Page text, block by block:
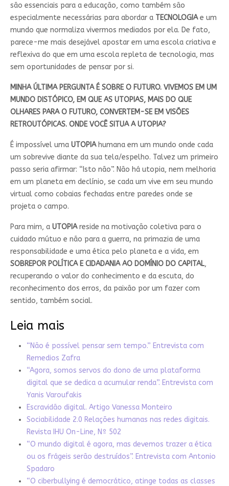
são essenciais para a educação, como também são
especialmente necessárias para abordar a TECNOLOGIAe um
mundo que normaliza vivermos mediados por ela. De fato,
parece-me mais desejável apostar em uma escola criativa e
reflexiva do que em uma escola repleta de tecnologia, mas
sem oportunidades de pensar por si.
MINHA ÚLTIMA PERGUNTA É SOBRE O FUTURO. VIVEMOS EM UM
MUNDO DISTÓPICO, EM QUE AS UTOPIAS, MAIS DO QUE
OLHARES PARA O FUTURO, CONVERTEM-SE EM VISÕES
RETROUTÓPICAS. ONDE VOCÊ SITUA A UTOPIA?
É impossível uma UTOPIAhumana em um mundo onde cada
um sobrevive diante da sua tela/espelho. Talvez um primeiro
passo seria afirmar: “Isto não”. Não há utopia, nem melhoria
em um planeta em declínio, se cada um vive em seu mundo
virtual como cobaias fechadas entre paredes onde se
projeta o campo.
Para mim, a UTOPIAreside na motivação coletiva para o
cuidado mútuo e não para a guerra, na primazia de uma
responsabilidade e uma ética pelo planeta e a vida, em
SOBREPOR POLÍTICA E CIDADANIA AO DOMÍNIO DO CAPITAL,
recuperando o valor do conhecimento e da escuta, do
reconhecimento dos erros, da paixão por um fazer com
sentido, também social.
Leia mais
“Não é possível pensar sem tempo.” Entrevista com
Remedios Zafra
“Agora, somos servos do dono de uma plataforma
digital que se dedica a acumular renda”. Entrevista com
Yanis Varoufakis
Escravidão digital. Artigo Vanessa Monteiro
Sociabilidade 2.0 Relações humanas nas redes digitais.
Revista IHU On-Line, Nº 502
“O mundo digital é agora, mas devemos trazer a ética
ou os frágeis serão destruídos”. Entrevista com Antonio
Spadaro
“O ciberbullying é democrático, atinge todas as classes